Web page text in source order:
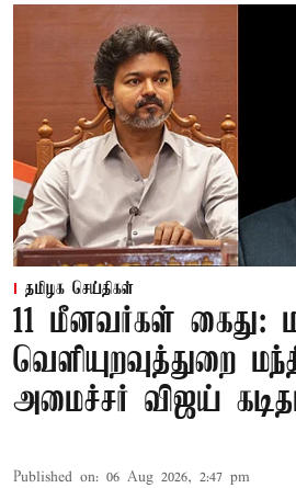
தமிழக செய்திகள்
11 மீனவர்கள் கைது:
வெளியுறவுத்துறை
அமைச்சர் விஜய்
Published on: 06 Aug 2026, 2:47 pm